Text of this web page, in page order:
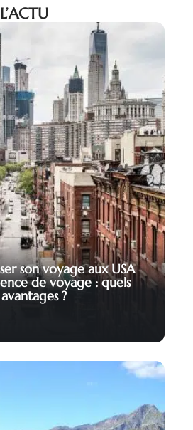
son voyage aux USA
de voyage : quels
avantages ?